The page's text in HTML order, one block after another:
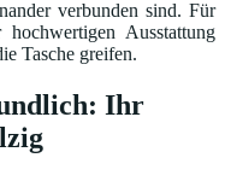
verbunden sind. Für
Ausstattung
Tasche greifen.
Ihr